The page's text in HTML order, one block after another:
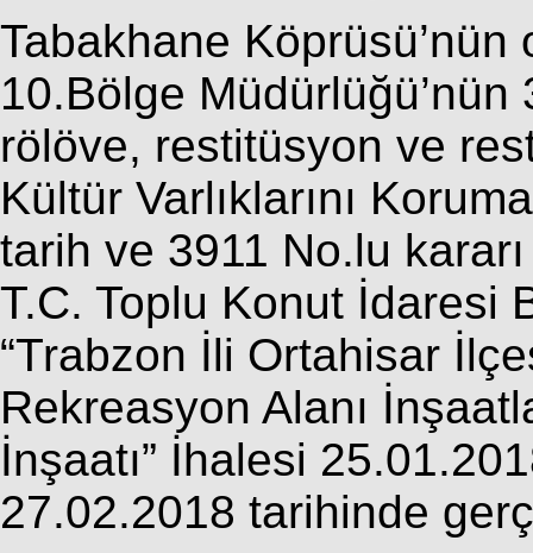
Tabakhane Köprüsü’nün
10.Bölge
rölöve, restitüsyon ve
Kültür Varlıklarını
tarih ve 3911 No.lu
T.C. Toplu Konut İdaresi
“Trabzon İli Ortahisar
Rekreasyon Alanı
İnşaatı” İhalesi
27.02.2018 tarihinde